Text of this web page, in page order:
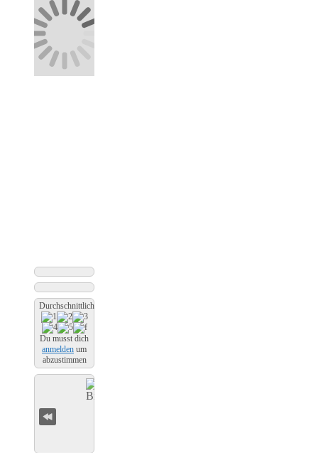
Durchschnittliche Bewertung
Du musst dich
anmelden um
abzustimmen